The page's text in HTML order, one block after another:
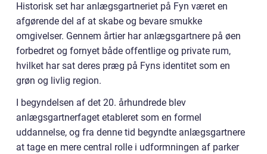
Historisk set har anlægsgartneriet på Fyn været en
afgørende del af at skabe og bevare smukke
omgivelser. Gennem årtier har anlægsgartnere på øen
forbedret og fornyet både offentlige og private rum,
hvilket har sat deres præg på Fyns identitet som en
grøn og livlig region.
I begyndelsen af det 20. århundrede blev
anlægsgartnerfaget etableret som en formel
uddannelse, og fra denne tid begyndte anlægsgartnere
at tage en mere central rolle i udformningen af parker